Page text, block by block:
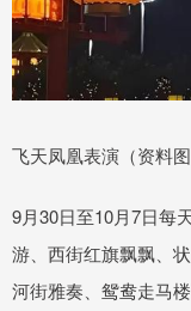
飞天凤凰表演（资料图
9月30日至10月7日每
游、西街红旗飘飘、
河街雅奏、鸳鸯走马